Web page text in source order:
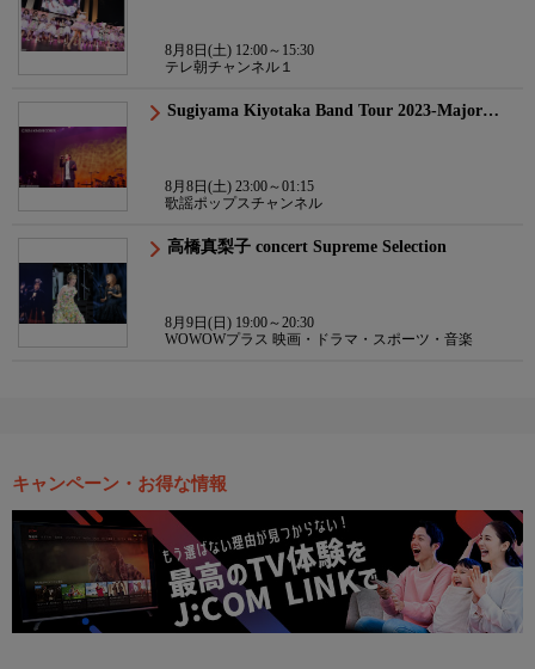
8月8日(土) 12:00～15:30
テレ朝チャンネル１
Sugiyama Kiyotaka Band Tour 2023-Major…
8月8日(土) 23:00～01:15
歌謡ポップスチャンネル
高橋真梨子 concert Supreme Selection
8月9日(日) 19:00～20:30
WOWOWプラス 映画・ドラマ・スポーツ・音楽
キャンペーン・お得な情報